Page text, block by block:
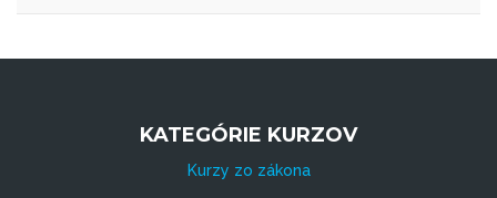
KATEGÓRIE KURZOV
Kurzy zo zákona